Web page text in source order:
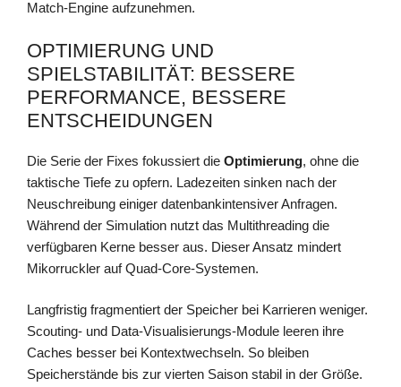
Match-Engine aufzunehmen.
OPTIMIERUNG UND
SPIELSTABILITÄT: BESSERE
PERFORMANCE, BESSERE
ENTSCHEIDUNGEN
Die Serie der Fixes fokussiert die Optimierung, ohne die
taktische Tiefe zu opfern. Ladezeiten sinken nach der
Neuschreibung einiger datenbankintensiver Anfragen.
Während der Simulation nutzt das Multithreading die
verfügbaren Kerne besser aus. Dieser Ansatz mindert
Mikorruckler auf Quad-Core-Systemen.
Langfristig fragmentiert der Speicher bei Karrieren weniger.
Scouting- und Data-Visualisierungs-Module leeren ihre
Caches besser bei Kontextwechseln. So bleiben
Speicherstände bis zur vierten Saison stabil in der Größe.